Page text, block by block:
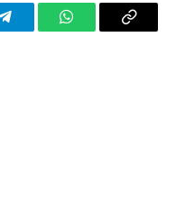
TelegramWhatsAppCopy